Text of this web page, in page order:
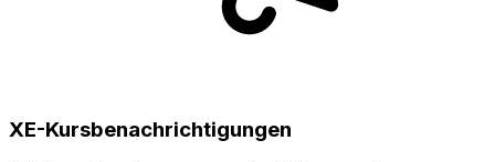
XE-Kursbenachrichtigungen